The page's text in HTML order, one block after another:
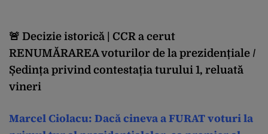
🚨 Decizie istorică | CCR a cerut
RENUMĂRAREA voturilor de la prezidențiale /
Ședința privind contestația turului 1, reluată
vineri
Marcel Ciolacu: Dacă cineva a FURAT voturi la